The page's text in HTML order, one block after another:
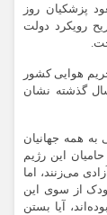
پزشکیان روز
به تشریح رویکرد دولت
هوایی کشور
عزیز ما و نظام جمهوری اسلامی در ۴۵ سال گذشته نشان
به همه جهانیان
این رژیم
می‌زنند، اما
از سوی این
آیا بستن